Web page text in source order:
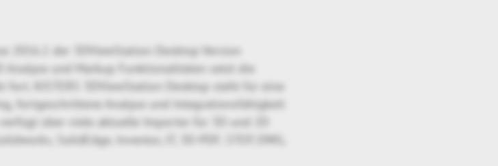
2016.1 der 3DViewStation Desktop Version
und Markup Funktionalitäten setzt die
fort. KISTERS 3DViewStation Desktop steht für eine
fortgeschrittene Analyse und Integrationsfähigkeit
über viele aktuelle Importer für 3D und 2D
SolidEdge, Inventor, JT, 3D-PDF, STEP, DWG,